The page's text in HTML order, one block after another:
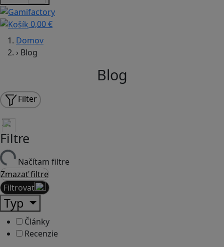
0,00 €
Domov
› Blog
Blog
Filter
Filtre
Načítam filtre
Zmazať filtre
Filtrovať
Typ
Články
Recenzie